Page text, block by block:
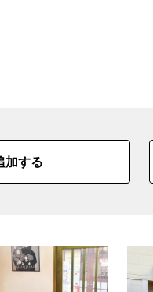
加する